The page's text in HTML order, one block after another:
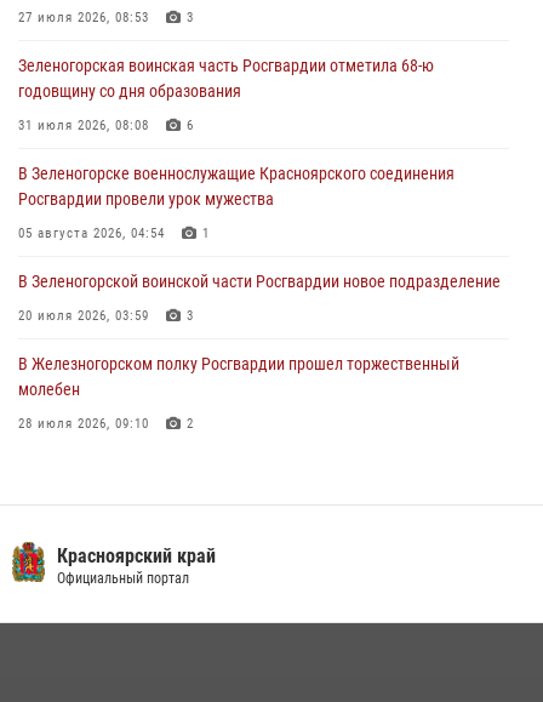
04 августа 2026, 08:36
В Красноярске сотрудники Росгвардии задержали подозреваемого
в серии краж из супермаркета
04 августа 2026, 06:50
Военнослужащие Красноярского соединения Росгвардии
познакомили отдыхающих детей с тонкостями РХБ защиты
03 августа 2026, 13:12 2
27 июля 2026, 08:53 3
Зеленогорская воинская часть Росгвардии отметила 68-ю
годовщину со дня образования
31 июля 2026, 08:08 6
В Зеленогорске военнослужащие Красноярского соединения
Росгвардии провели урок мужества
05 августа 2026, 04:54 1
В Зеленогорской воинской части Росгвардии новое подразделение
20 июля 2026, 03:59 3
В Железногорском полку Росгвардии прошел торжественный
молебен
28 июля 2026, 09:10 2
Железногорские росгвардецы получили в руки легендарное оружие
Красноярский край
Официальный портал